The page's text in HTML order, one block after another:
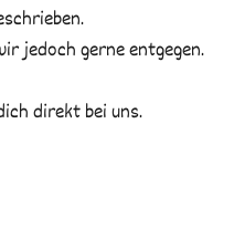
jedoch gerne entgegen.
direkt bei uns.